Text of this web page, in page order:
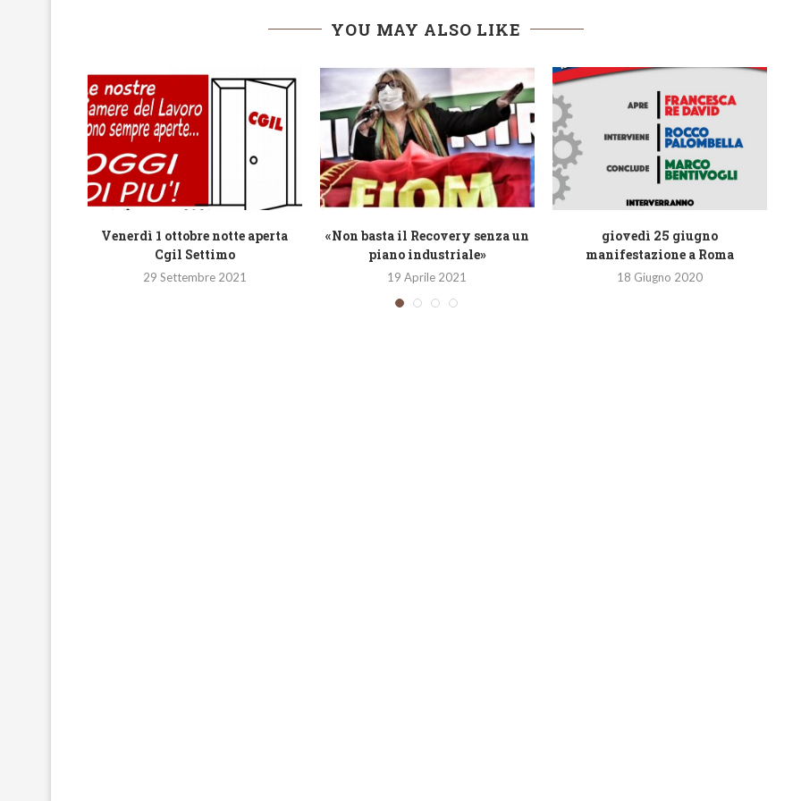
YOU MAY ALSO LIKE
Venerdì 1 ottobre notte aperta
Cgil Settimo
29 Settembre 2021
«Non basta il Recovery senza un
piano industriale»
19 Aprile 2021
giovedì 25 giugno
manifestazione a Roma
18 Giugno 2020